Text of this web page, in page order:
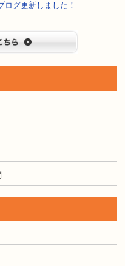
ログ更新しました！